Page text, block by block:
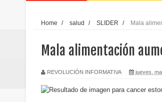
Dirección
Miles
Presidente
Home / salud / SLIDER / Mala
Mala alimentación
REVOLUCIÓN INFORMATIVA jueves,